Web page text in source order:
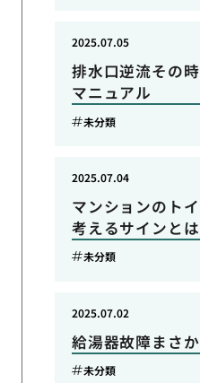
排水口逆流その
マニュアル
2025.07.05
未分類
マンションのト
考えるサインとは
2025.07.04
未分類
給湯器故障まさ
2025.07.02
未分類